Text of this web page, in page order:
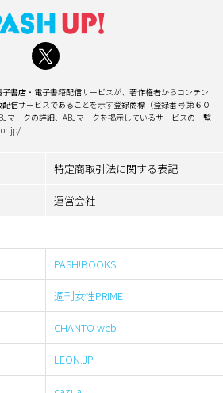
書店・電子書籍配信サービスが、著作権者からコンテン
信サービスであることを示す登録商標（登録番号 第６０
マークの詳細、ABJマークを掲示しているサービスの一覧
特定商取引法に関する表記
運営会社
PASH!BOOKS
週刊女性PRIME
CHANTO web
LEON.JP